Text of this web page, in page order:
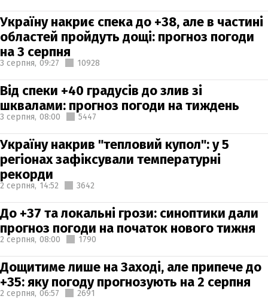
Україну накриє спека до +38, але в частині
областей пройдуть дощі: прогноз погоди
на 3 серпня
3 серпня, 09:27 10928
Від спеки +40 градусів до злив зі
шквалами: прогноз погоди на тиждень
3 серпня, 08:00 5447
Україну накрив "тепловий купол": у 5
регіонах зафіксували температурні
рекорди
2 серпня, 14:52 3642
До +37 та локальні грози: синоптики дали
прогноз погоди на початок нового тижня
2 серпня, 08:00 1790
Дощитиме лише на Заході, але припече до
+35: яку погоду прогнозують на 2 серпня
2 серпня, 06:57 2691